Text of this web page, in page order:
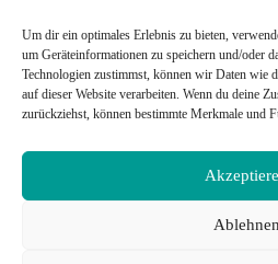
Um dir ein optimales Erlebnis zu bieten,
um Geräteinformationen zu speichern und/oder
Technologien zustimmst, können wir Daten wie
auf dieser Website verarbeiten. Wenn du deine
zurückziehst, können bestimmte Merkmale und
Ablehnen